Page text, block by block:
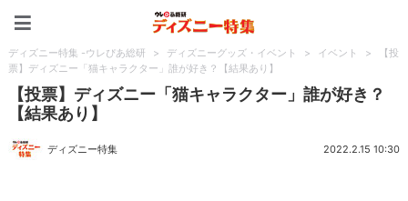
ディズニー特集 -ウレぴあ総研 > ディズニーグッズ・イベント > イベント >
【投
票】ディズニー「猫キャラクター」誰が好き？【結果あり】
【投票】ディズニー「猫キャラクター」誰が好き？
【結果あり】
ディズニー特集 2022.2.15 10:30